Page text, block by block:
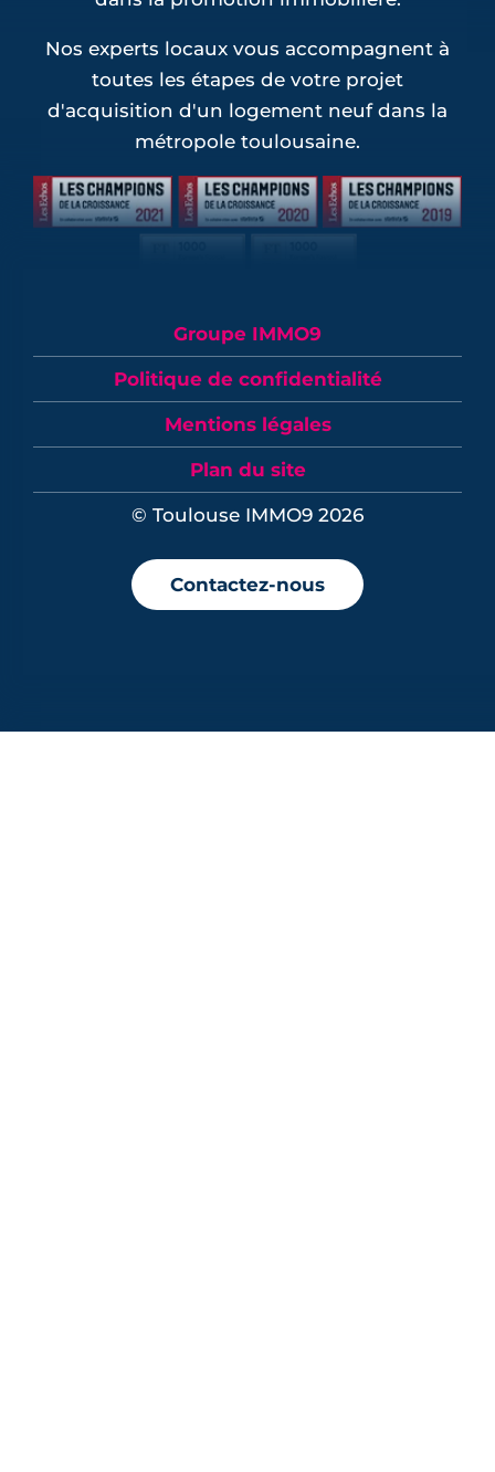
Nos experts locaux vous accompagnent à
toutes les étapes de votre projet
d'acquisition d'un logement neuf dans la
métropole toulousaine.
Groupe IMMO9
Politique de confidentialité
Mentions légales
Plan du site
© Toulouse IMMO9 2026
Contactez-nous